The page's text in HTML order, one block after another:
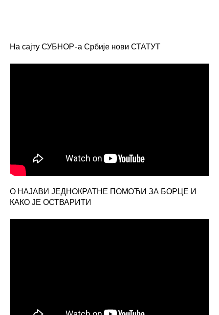
На сајту СУБНОР-а Србије нови СТАТУТ
О НАЈАВИ ЈЕДНОКРАТНЕ ПОМОЋИ ЗА БОРЦЕ И
КАКО ЈЕ ОСТВАРИТИ